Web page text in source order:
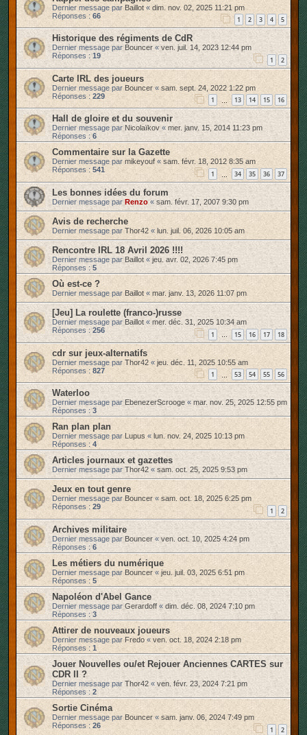
Dernier message par Baillot« dim. nov. 02, 2025 11:21 pm
Réponses : 66 1 2 3 4 5
Historique des régiments de CdR
Dernier message parBouncer «ven. juil. 14, 2023 12:44 pm
Réponses : 19 1 2
Carte IRL des joueurs
Dernier message par Bouncer« sam. sept. 24, 2022 1:22 pm
Réponses : 229 1 13 14 15 16
Hall de gloire et du souvenir
Dernier message par Nicolaïkov« mer. janv. 15, 2014 11:23 pm
Réponses : 6
Commentaire sur la Gazette
Dernier message par mikeyouf « sam. févr. 18, 2012 8:35 am
Réponses : 541 1 34 35 36 37
Les bonnes idées du forum
Dernier message parRenzo « sam. févr. 17, 2007 9:30 pm
Avis de recherche
Dernier message par Thor42 « lun. juil. 06, 2026 10:05 am
Rencontre IRL 18 Avril 2026 !!!!
Dernier message parBaillot « jeu. avr. 02, 2026 7:45 pm
Réponses : 5
Où est-ce ?
Dernier message par Baillot« mar. janv. 13, 2026 11:07 pm
[Jeu] La roulette (franco-)russe
Dernier message parBaillot « mer. déc. 31, 2025 10:34 am
Réponses : 256 1 … 15 16 17 18
cdr sur jeux-alternatifs
Dernier message par Thor42 « jeu. déc. 11, 2025 10:55 am
Réponses : 827 1 53 54 55 56
Waterloo
Dernier message par EbenezerScrooge « mar. nov. 25, 2025 12:55 pm
Réponses : 3
Ran plan plan
Dernier message par Lupus« lun. nov. 24, 2025 10:13 pm
Réponses : 4
Articles journaux et gazettes
Dernier message parThor42 « sam. oct. 25, 2025 9:53 pm
Jeux en tout genre
Dernier message par Bouncer« sam. oct. 18, 2025 6:25 pm
Réponses : 29 1 2
Archives militaire
Dernier message parBouncer «ven. oct. 10, 2025 4:24 pm
Réponses : 6
Les métiers du numérique
Dernier message par Bouncer« jeu. juil. 03, 2025 6:51 pm
Réponses : 5
Napoléon d'Abel Gance
Dernier message parGerardoff « dim. déc. 08, 2024 7:10 pm
Réponses : 3
Attirer de nouveaux joueurs
Dernier message par Fredo« ven. oct. 18, 2024 2:18 pm
Réponses : 1
Jouer Nouvelles ou/et Rejouer Anciennes CARTES sur
CDR II ?
Dernier message par Thor42« ven. févr. 23, 2024 7:21 pm
Réponses : 2
Sortie Cinéma
Dernier message par Bouncer« sam. janv. 06, 2024 7:49 pm
Réponses : 26 1 2